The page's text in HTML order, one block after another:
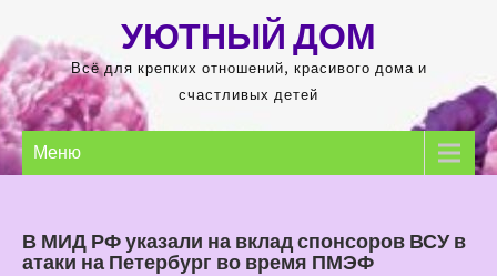
содержимому
УЮТНЫЙ ДОМ
Всё для крепких отношений, красивого дома и
счастливых детей
Меню
В МИД РФ указали на вклад спонсоров ВСУ в
атаки на Петербург во время ПМЭФ